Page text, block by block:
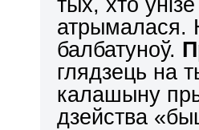
атрымалася.
балбатуноў.
глядзець на
калашыну
дзейства